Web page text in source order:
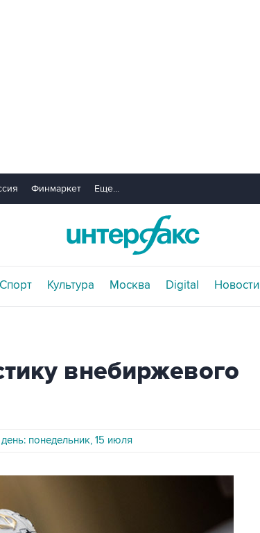
Финмаркет Еще...
Спорт Культура Москва Digital Новости
внебиржевого
понедельник, 15 июля